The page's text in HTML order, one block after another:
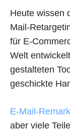
Heute wissen
Mail-
für E-
Welt
gestalteten
geschickte
E-Mail-
aber viele